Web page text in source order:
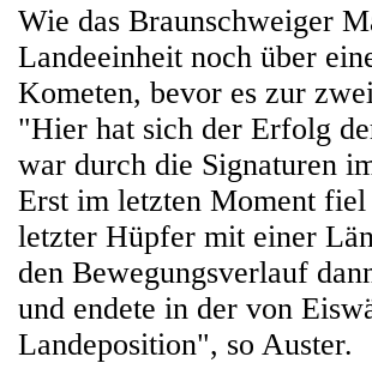
Wie das Braunschweiger
Landeeinheit noch über
Kometen, bevor es zur
"Hier hat sich der Erfolg
war durch die Signaturen
Erst im letzten Moment
letzter Hüpfer mit einer
den Bewegungsverlauf
und endete in der von
Landeposition", so Auster.